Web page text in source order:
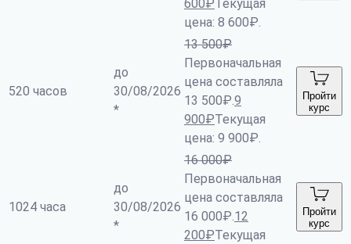
600₽Текущая
цена: 8 600₽.
520 часов
до
30/08/2026
*
13 500₽
Первоначальная
цена составляла
13 500₽.9
900₽Текущая
цена: 9 900₽.
Пройти
курс
1024 часа
до
30/08/2026
*
16 000₽
Первоначальная
цена составляла
16 000₽.12
200₽Текущая
Пройти
курс